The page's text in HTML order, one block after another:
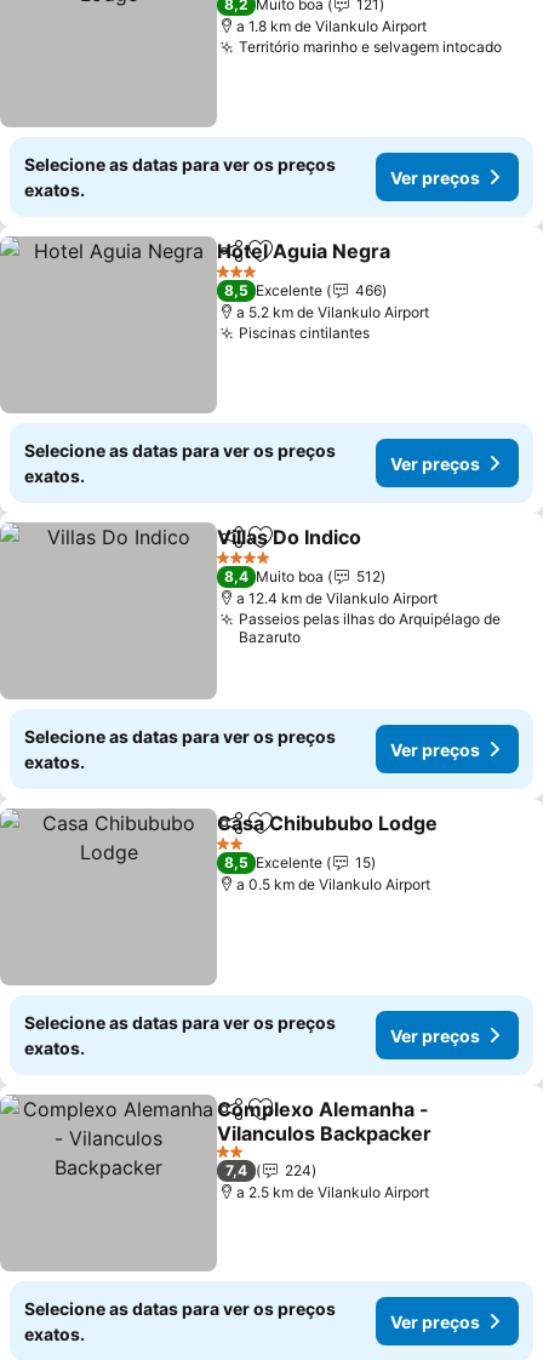
8,2 Muito boa
121
a 1.8 km de Vilankulo Airport
Território marinho e selvagem intocado
Selecione as datas para ver os preços
exatos.
Ver preços
PartilharAdicionar aos favoritos
Hotel Aguia Negra
3 Estrelas
8,5 Excelente
466
a 5.2 km de Vilankulo Airport
Piscinas cintilantes
Selecione as datas para ver os preços
exatos.
Ver preços
PartilharAdicionar aos favoritos
Villas Do Indico
4 Estrelas
8,4 Muito boa
512
a 12.4 km de Vilankulo Airport
Passeios pelas ilhas do Arquipélago de
Bazaruto
Selecione as datas para ver os preços
exatos.
Ver preços
PartilharAdicionar aos favoritos
Casa Chibububo Lodge
2 Estrelas
8,5 Excelente
15
a 0.5 km de Vilankulo Airport
Selecione as datas para ver os preços
exatos.
Ver preços
PartilharAdicionar aos favoritos
Complexo Alemanha -
Vilanculos Backpacker
2 Estrelas
7,4
224
a 2.5 km de Vilankulo Airport
Selecione as datas para ver os preços
exatos.
Ver preços